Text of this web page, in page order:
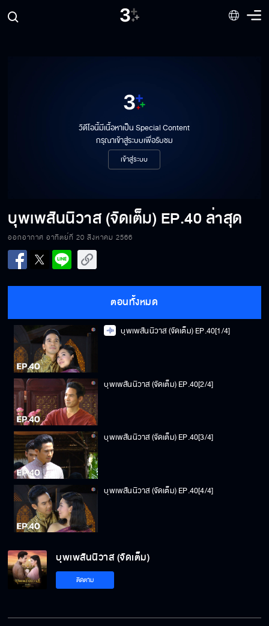
วิดีโอนี้มีเนื้อหาเป็น Special Content
กรุณาเข้าสู่ระบบเพื่อรับชม
เข้าสู่ระบบ
บุพเพสันนิวาส (จัดเต็ม) EP.40 ล่าสุด
ออกอากาศ อาทิตย์ที่ 20 สิงหาคม 2566
ตอนทั้งหมด
บุพเพสันนิวาส (จัดเต็ม) EP.40[1/4]
บุพเพสันนิวาส (จัดเต็ม) EP.40[2/4]
บุพเพสันนิวาส (จัดเต็ม) EP.40[3/4]
บุพเพสันนิวาส (จัดเต็ม) EP.40[4/4]
บุพเพสันนิวาส (จัดเต็ม)
ติดตาม